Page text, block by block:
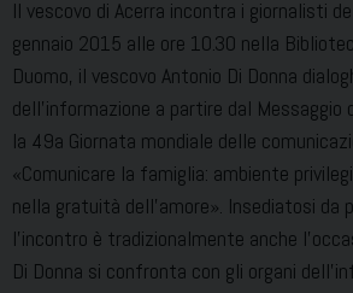
Il vescovo di Acerra incontra i giornalisti
gennaio 2015 alle ore 10.30 nella
Duomo, il vescovo Antonio Di Donna
dell’informazione a partire dal Messaggio
la 49a Giornata mondiale delle
«Comunicare la famiglia: ambiente
nella gratuità dell’amore». Insediatosi da
l’incontro è tradizionalmente anche
Di Donna si confronta con gli organi